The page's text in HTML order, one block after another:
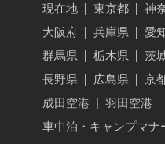
現在地 東京都 神
大阪府
兵庫県 愛
群馬県
栃木県 茨
長野県
広島県 京
成田空港
羽田空港
車中泊・キャンプマナ